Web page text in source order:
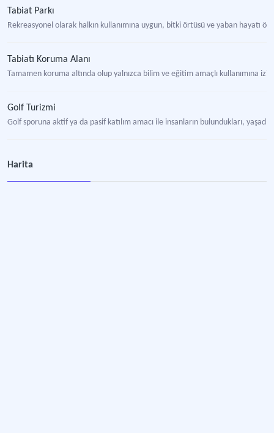
Tabiat Parkı
Rekreasyonel olarak halkın kullanımına uygun, bitki örtüsü ve yaban hayatı
Tabiatı Koruma Alanı
Tamamen koruma altında olup yalnızca bilim ve eğitim amaçlı kullanımına
Golf Turizmi
Golf sporuna aktif ya da pasif katılım amacı ile insanların bulundukları,
Harita